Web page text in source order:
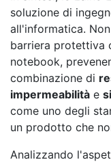
soluzione di
all'informatica.
barriera protettiva
notebook,
combinazione di
impermeabilità e
come uno degli
un prodotto che
Analizzando